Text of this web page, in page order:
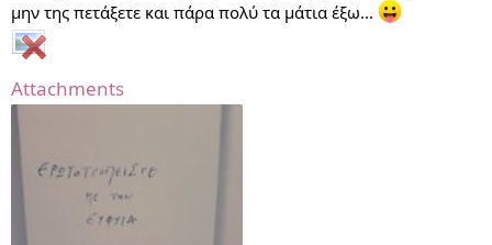
μην της πετάξετε και πάρα πολύ τα μάτια έξω...
Attachments